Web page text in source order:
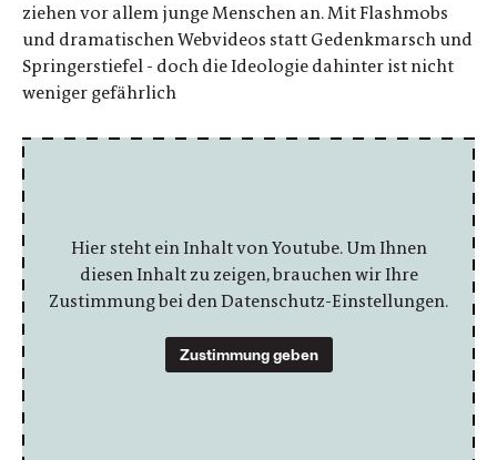
ziehen vor allem junge Menschen an. Mit Flashmobs
und dramatischen Webvideos statt Gedenkmarsch und
Springerstiefel - doch die Ideologie dahinter ist nicht
weniger gefährlich
Hier steht ein Inhalt von Youtube. Um Ihnen
diesen Inhalt zu zeigen, brauchen wir Ihre
Zustimmung bei den Datenschutz-Einstellungen.
Zustimmung geben